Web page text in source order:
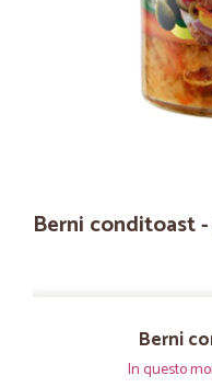
Berni conditoast
Berni
In questo